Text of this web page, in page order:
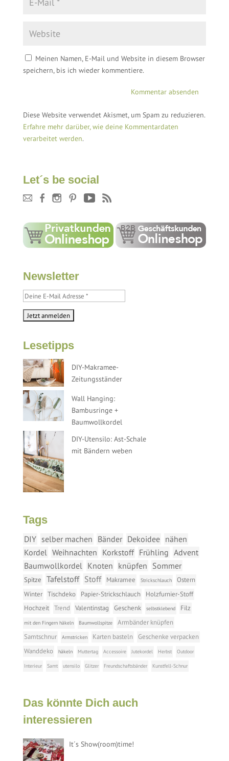
Meinen Namen, E-Mail und Website in diesem Browser
speichern, bis ich wieder kommentiere.
Diese Website verwendet Akismet, um Spam zu reduzieren.
Erfahre mehr darüber, wie deine Kommentardaten
verarbeitet werden.
Let´s be social
Newsletter
Lesetipps
DIY-Makramee-
Zeitungsständer
Wall Hanging:
Bambusringe +
Baumwollkordel
DIY-Utensilo: Ast-Schale
mit Bändern weben
Tags
DIY selber machen Bänder Dekoidee nähen
Kordel Weihnachten Korkstoff Frühling Advent
Baumwollkordel
Knoten knüpfen Sommer
Spitze Tafelstoff Stoff Makramee Strickschlauch
Ostern
Winter
Tischdeko Papier-Strickschlauch
Holzfurnier-Stoff
Hochzeit
Trend Valentinstag Geschenk selbstklebend Filz
mit den Fingern häkeln Baumwollspitze
Armbänder knüpfen
Samtschnur
Armstricken Karten basteln
Geschenke verpacken
Wanddeko
häkeln Muttertag Accessoire Jutekordel Herbst Outdoor
Interieur Samt utensilo Glitzer Freundschaftsbänder Kunstfell-Schnur
Das könnte Dich auch
interessieren
It´s Show(room)time!